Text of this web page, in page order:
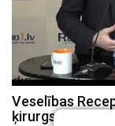
Veselības
ķirurgs Dr. Juris